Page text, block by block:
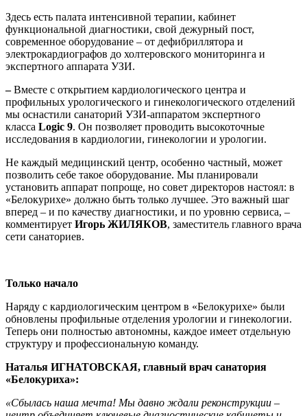
Здесь есть палата интенсивной терапии, кабинет
функциональной диагностики, свой дежурный пост,
современное оборудование – от дефибриллятора и
электрокардиографов до холтеровского мониторинга и
экспертного аппарата УЗИ.
–Вместе с открытием кардиологического центра и
профильных урологического и гинекологического отделений
мы оснастили санаторий УЗИ-аппаратом экспертного
класса Logic 9. Он позволяет проводить высокоточные
исследования в кардиологии, гинекологии и урологии.
Не каждый медицинский центр, особенно частный, может
позволить себе такое оборудование. Мы планировали
установить аппарат попроще, но совет директоров настоял: в
«Белокурихе» должно быть только лучшее. Это важный шаг
вперед – и по качеству диагностики, и по уровню сервиса, –
комментирует Игорь ЖИЛЯКОВ, заместитель главного врача
сети санаториев.
Только начало
Наряду с кардиологическим центром в «Белокурихе» были
обновлены профильные отделения урологии и гинекологии.
Теперь они полностью автономны, каждое имеет отдельную
структуру и профессиональную команду.
Наталья ИГНАТОВСКАЯ, главный врач санатория
«Белокуриха»:
«Сбылась наша мечта! Мы давно ждали реконструкции –